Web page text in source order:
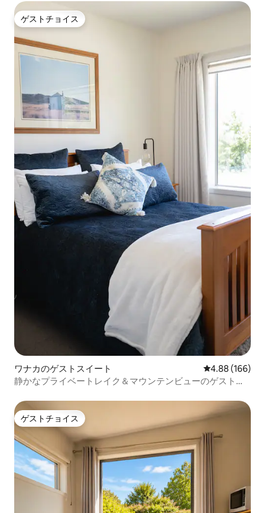
ゲストチョイス
ゲストチョイス
ワナカのゲストスイート レビュー166
4.88 (166)
静かなプライベートレイク＆マウンテンビューのゲストス
ゲストチョイス
ゲストチョイス